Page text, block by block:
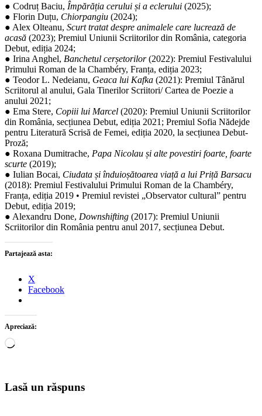
● Codruț Baciu, Împărăția cerului și a eclerului (2025);
● Florin Duțu, Chiorpangiu (2024);
● Alex Olteanu, Scurt tratat despre animalele care lucrează de
acasă (2023); Premiul Uniunii Scriitorilor din România, categoria
Debut, ediția 2024;
● Irina Anghel, Banchetul cerșetorilor(2022): Premiul Festivalului
Primului Roman de la Chambéry, Franța, ediția 2023;
● Teodor L. Nedeianu, Geaca lui Kafka (2021): Premiul Tânărul
Scriitorul al anului, Gala Tinerilor Scriitori/ Cartea de Poezie a
anului 2021;
● Ema Stere, Copiii lui Marcel (2020): Premiul Uniunii Scriitorilor
din România, secțiunea Debut, ediția 2021; Premiul Sofia Nădejde
pentru Literatură Scrisă de Femei, ediția 2020, la secțiunea Debut-
Proză;
● Roxana Dumitrache, Papa Nicolau și alte povestiri foarte, foarte
scurte (2019);
● Iulian Bocai, Ciudata și înduioșătoarea viață a lui Priță Barsacu
(2018): Premiul Festivalului Primului Roman de la Chambéry,
Franța, ediția 2019 • Premiul revistei „Observator cultural” pentru
Debut, ediția 2019;
● Alexandru Done, Downshifting (2017): Premiul Uniunii
Scriitorilor din România pentru anul 2017, secțiunea Debut.
Partajează asta:
X
Facebook
Apreciază:
Încarc...
Lasă un răspuns